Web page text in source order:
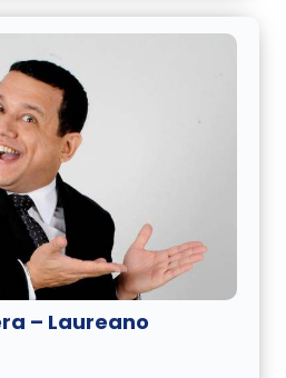
– Laureano